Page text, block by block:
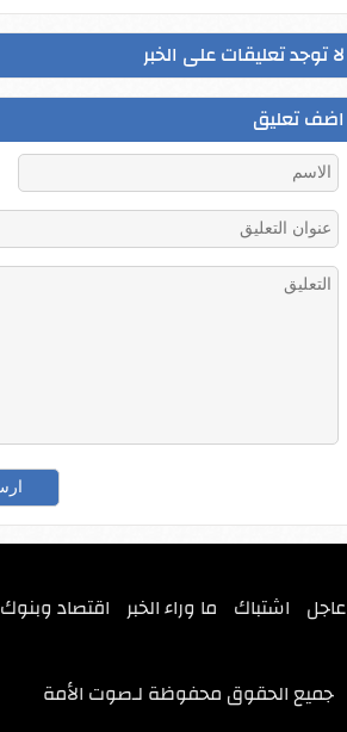
لا توجد تعليقات على الخبر
اضف تعليق
عاجل اشتباك ما وراء الخبر اقتصاد وبنوك
جميع الحقوق محفوظة لـصوت الأمة